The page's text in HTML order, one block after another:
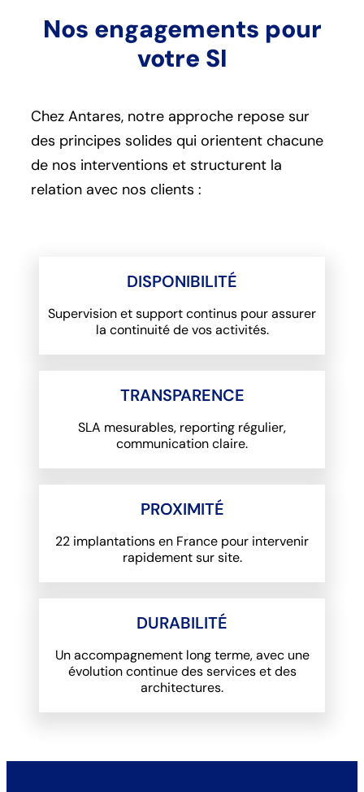
Nos engagements pour
votre SI
Chez Antares, notre approche repose sur
des principes solides qui orientent chacune
de nos interventions et structurent la
relation avec nos clients :
DISPONIBILITÉ
Supervision et support continus pour assurer
la continuité de vos activités.
TRANSPARENCE
SLA mesurables, reporting régulier,
communication claire.
PROXIMITÉ
22 implantations en France pour intervenir
rapidement sur site.
DURABILITÉ
Un accompagnement long terme, avec une
évolution continue des services et des
architectures.